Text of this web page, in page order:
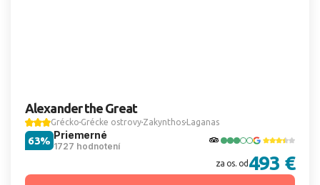
Alexander the Great
Grécko Grécke ostrovy Zakynthos Laganas
Priemerné
1727 hodnotení
63%
za os. od 493 €